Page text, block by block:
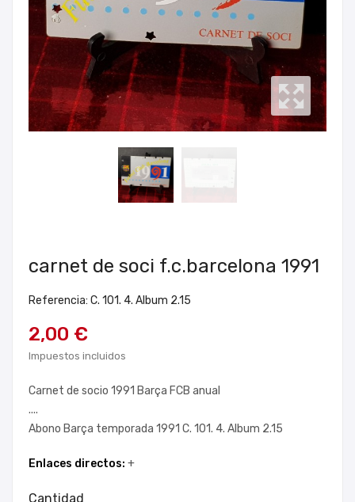
carnet de soci f.c.barcelona 1991
Referencia: C. 101. 4. Album 2.15
2,00 €
Impuestos incluidos
Carnet de socio 1991 Barça FCB anual
....
Abono Barça temporada 1991 C. 101. 4. Album 2.15
Enlaces directos: +
Cantidad